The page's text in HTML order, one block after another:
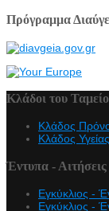
Πρόγραμμα
Κλάδοι του
Κλάδος
Κλάδος Υγείας
Έντυπα - Αιτήσεις
Εγκύκλιος -
Εγκύκλιος -